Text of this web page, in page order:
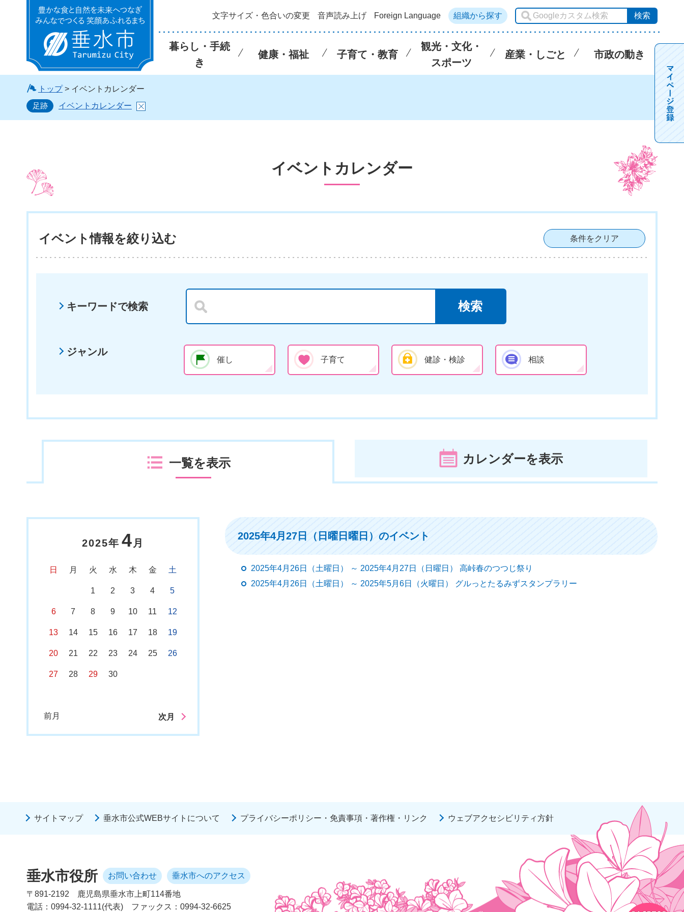
垂水市 文字サイズ・色合いの変更 音声読み上げ Foreign Language 組織から探す
暮らし・手続
き
健康・福祉 子育て・教育
観光・文化・
スポーツ
産業・しごと 市政の動き
トップ> イベントカレンダー
足跡
イベントカレンダー
イベントカレンダー
イベント情報を絞り込む 条件をクリア
キーワードで検索
ジャンル
催し 子育て 健診・検診 相談
一覧を表示 カレンダーを表示
2025年 4 月
日 月 火 水 木 金 土
1 2 3 4 5
6 7 8 9 10 11 12
13 14 15 16 17 18 19
20 21 22 23 24 25 26
27 28 29 30
前月 次月
2025年4月27日（日曜日曜日）のイベント
2025年4月26日（土曜日） ～ 2025年4月27日（日曜日） 高峠春のつつじ祭り
2025年4月26日（土曜日） ～ 2025年5月6日（火曜日） グルっとたるみずスタンプラリー
サイトマップ 垂水市公式WEBサイトについて プライバシーポリシー・免責事項・著作権・リンク ウェブアクセシビリティ方針
垂水市役所 お問い合わせ 垂水市へのアクセス
〒891-2192
鹿児島県垂水市上町114番地
電話：0994-32-1111(代表)
ファックス：0994-32-6625